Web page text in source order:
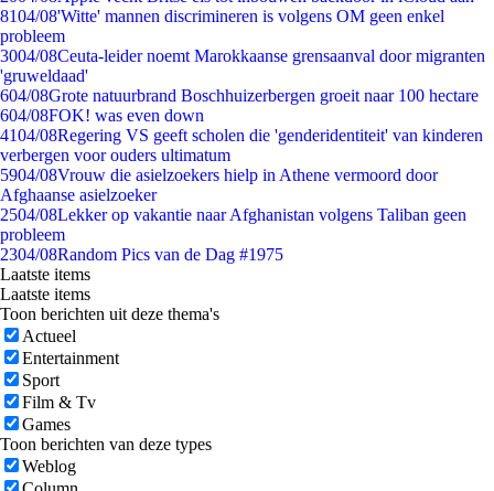
8104/08'Witte' mannen discrimineren is volgens OM geen enkel
probleem
3004/08Ceuta-leider noemt Marokkaanse grensaanval door migranten
'gruweldaad'
604/08Grote natuurbrand Boschhuizerbergen groeit naar 100 hectare
604/08FOK! was even down
4104/08Regering VS geeft scholen die 'genderidentiteit' van kinderen
verbergen voor ouders ultimatum
5904/08Vrouw die asielzoekers hielp in Athene vermoord door
Afghaanse asielzoeker
2504/08Lekker op vakantie naar Afghanistan volgens Taliban geen
probleem
2304/08Random Pics van de Dag #1975
Laatste items
Laatste items
Toon berichten uit deze thema's
Actueel
Entertainment
Sport
Film & Tv
Games
Toon berichten van deze types
Weblog